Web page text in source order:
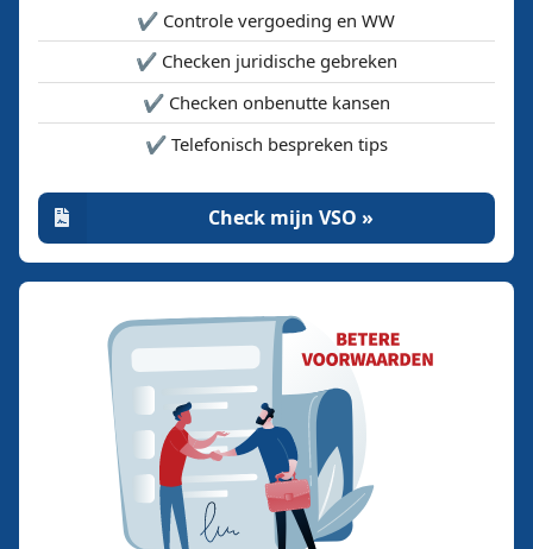
✔️ Controle vergoeding en WW
✔️ Checken juridische gebreken
✔️ Checken onbenutte kansen
✔️ Telefonisch bespreken tips
Check mijn VSO »